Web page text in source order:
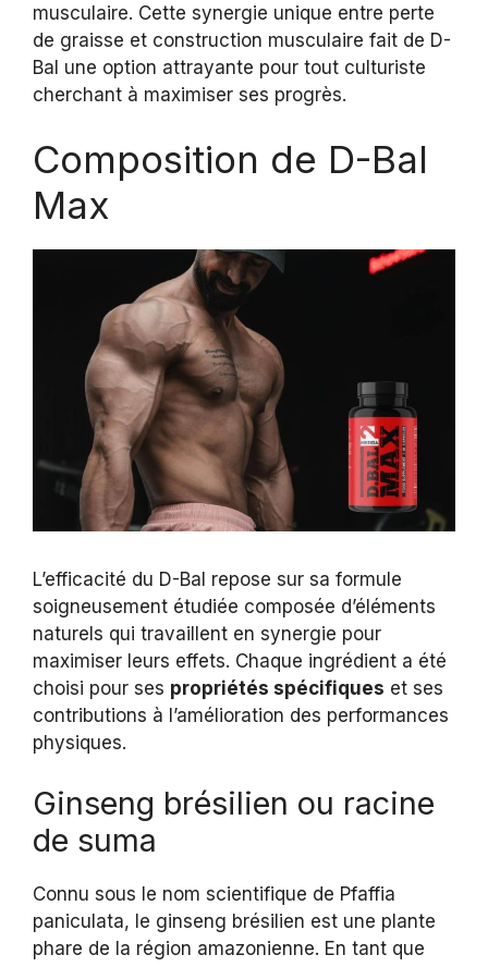
musculaire. Cette synergie unique entre perte
de graisse et construction musculaire fait de D-
Bal une option attrayante pour tout culturiste
cherchant à maximiser ses progrès.
Composition de D-Bal
Max
L’efficacité du D-Bal repose sur sa formule
soigneusement étudiée composée d’éléments
naturels qui travaillent en synergie pour
maximiser leurs effets. Chaque ingrédient a été
choisi pour ses propriétés spécifiques et ses
contributions à l’amélioration des performances
physiques.
Ginseng brésilien ou racine
de suma
Connu sous le nom scientifique de Pfaffia
paniculata, le ginseng brésilien est une plante
phare de la région amazonienne. En tant que